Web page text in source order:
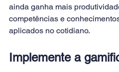
ainda ganha mais
competências e
aplicados no cotidiano.
Implemente a